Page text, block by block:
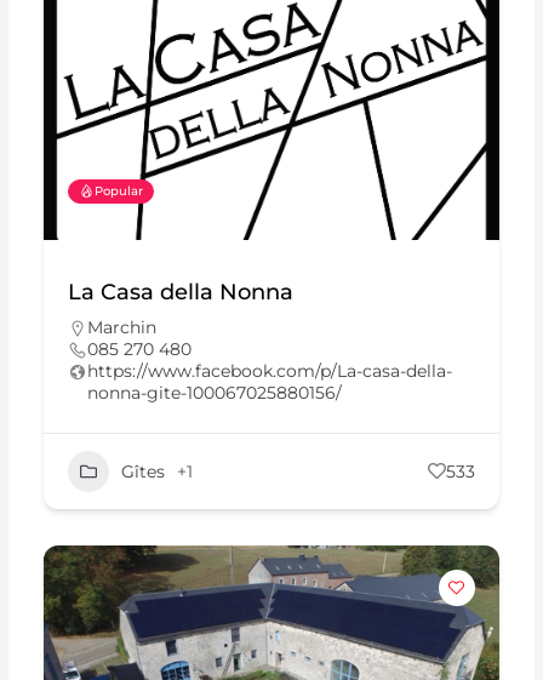
Popular
La Casa della Nonna
Marchin
085 270 480
https://www.facebook.com/p/La-casa-della-
nonna-gite-100067025880156/
Gîtes +1 533